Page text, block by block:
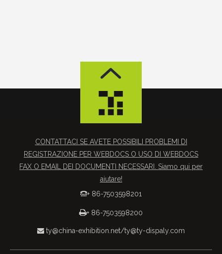
CONTATTACI SE AVETE POSSIBILI PROBLEMI DI
REGISTRAZIONE PER WEBDOCS O USO DI WEBDOCS
FAX O EMAIL DEI DOCUMENTI NECESSARI. Siamo qui per
aiutare!
+ 86-7503598201
+ 86-7503598200
 ty@china-exhibition.net/ty@ty-dispaly.com